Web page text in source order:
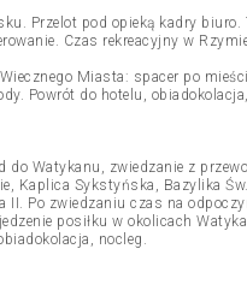
Przelot pod opieką kadry biuro.
Czas rekreacyjny w
Miasta: spacer po
Powrót do hotelu,
do Watykanu, zwiedzanie z
Kaplica Sykstyńska, Bazylika
II. Po zwiedzaniu czas na
posiłku w okolicach
nocleg.